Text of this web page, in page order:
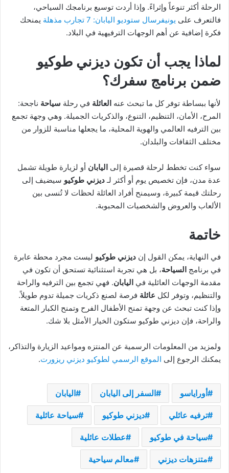
الرحلة أكثر تنوعاً وإثراءً. وإذا أردت توسيع برنامجك السياحي،
فالتعرف على يونيفرسال ستوديو اليابان: 7 تجارب مذهلة
يمنحك
فكرة إضافية عن أهم الوجهات الترفيهية في البلاد.
لماذا يجب أن تكون ديزني طوكيو
ضمن برنامج سفرك؟
لأنها ببساطة توفر كل ما تبحث عنه العائلة في رحلة سياحة ناجحة:
المرح، الأمان، التنظيم، التنوع، والذكريات الجميلة. وهي وجهة تجمع
بين الترفيه العالمي والهوية المحلية، ما يجعلها مناسبة للزوار من
مختلف الثقافات والبلدان.
سواء كنت تخطط لرحلة قصيرة إلى اليابان أو لزيارة طويلة تشمل
عدة مدن، فإن تخصيص يوم أو أكثر لـ ديزني طوكيو سيضيف إلى
رحلتك قيمة كبيرة، وسيمنح أفراد العائلة لحظات لا تُنسى بين
الألعاب والعروض والشخصيات المحبوبة.
خاتمة
في النهاية، يمكن القول إن ديزني طوكيو ليست مجرد محطة عابرة
في برنامج السياحة، بل هي تجربة استثنائية تستحق أن تكون في
مقدمة الوجهات العائلية في اليابان. فهي تجمع بين الترفيه والراحة
والتنظيم، وتوفر لكل عائلة فرصة لصنع ذكريات جميلة تدوم طويلاً.
وإذا كنت تبحث عن وجهة تمنح الأطفال الفرح وتمنح الكبار المتعة
والراحة، فإن ديزني طوكيو ستكون الخيار الأمثل بلا شك.
ولمزيد من المعلومات الرسمية عن المنتزه ومواعيد الزيارة والتذاكر،
يمكنك الرجوع إلى الموقع الرسمي لطوكيو ديزني ريزورت.
أوراياسو السفر إلى اليابان اليابان
ترفيه عائلي ديزني طوكيو سياحة عائلية
سياحة في طوكيو عطلات عائلية
متنزهات ديزني معالم سياحية